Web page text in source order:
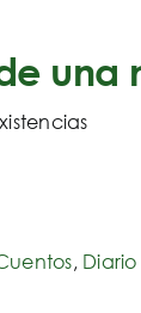
una
, Diario